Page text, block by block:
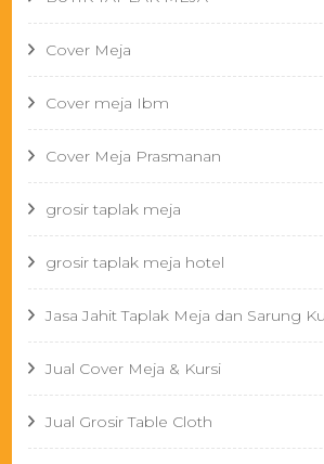
Cover Meja
Cover meja Ibm
Cover Meja Prasmanan
grosir taplak meja
grosir taplak meja hotel
Jasa Jahit Taplak Meja dan Sarung
Jual Cover Meja & Kursi
Jual Grosir Table Cloth